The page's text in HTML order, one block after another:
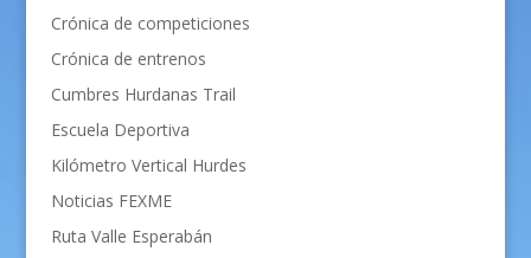
Crónica de competiciones
Crónica de entrenos
Cumbres Hurdanas Trail
Escuela Deportiva
Kilómetro Vertical Hurdes
Noticias FEXME
Ruta Valle Esperabán